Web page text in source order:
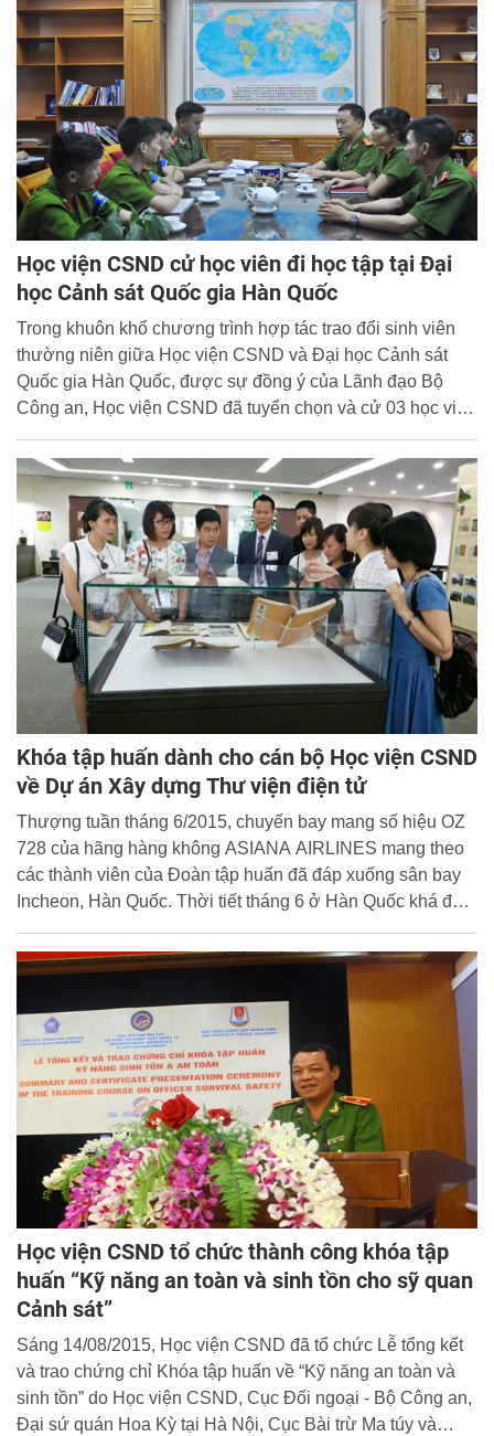
Học viện CSND cử học viên đi học tập tại Đại
học Cảnh sát Quốc gia Hàn Quốc
Trong khuôn khổ chương trình hợp tác trao đổi sinh viên
thường niên giữa Học viện CSND và Đại học Cảnh sát
Quốc gia Hàn Quốc, được sự đồng ý của Lãnh đạo Bộ
Công an, Học viện CSND đã tuyển chọn và cử 03 học viên
(tháng 8 - 12/2015), bao gồm: Phạm Tuấn Anh, lớp B11-
D38 (Trưởng đoàn); Nguyễn Tuấn Anh, lớp B12-D38; Cao
Đinh Khánh Toàn, lớp B13-D38.
Khóa tập huấn dành cho cán bộ Học viện CSND
về Dự án Xây dựng Thư viện điện tử
Thượng tuần tháng 6/2015, chuyến bay mang số hiệu OZ
728 của hãng hàng không ASIANA AIRLINES mang theo
các thành viên của Đoàn tập huấn đã đáp xuống sân bay
Incheon, Hàn Quốc. Thời tiết tháng 6 ở Hàn Quốc khá đẹp,
nhiệt độ mát mẻ và không khí dễ chịu. Đoàn tập huấn của
Học viện CSND bao gồm 11 thành viên, với thành phần
chính là các cán bộ thư viện thuộc Trung tâm Lưu trữ và
Thư viện do đồng chí Thiếu tá, TS. Lê Hồng Hải, Phó
Giám đốc Trung tâm làm trưởng đoàn.
Học viện CSND tổ chức thành công khóa tập
huấn “Kỹ năng an toàn và sinh tồn cho sỹ quan
Cảnh sát”
Sáng 14/08/2015, Học viện CSND đã tổ chức Lễ tổng kết
và trao chứng chỉ Khóa tập huấn về “Kỹ năng an toàn và
sinh tồn” do Học viện CSND, Cục Đối ngoại - Bộ Công an,
Đại sứ quán Hoa Kỳ tại Hà Nội, Cục Bài trừ Ma túy và